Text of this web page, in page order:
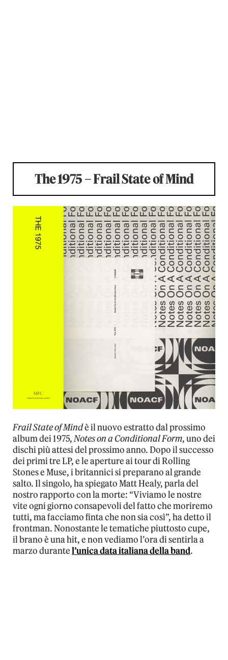
The 1975 – Frail State of Mind
Frail State of Mindè il nuovo estratto dal prossimo
album dei 1975,Notes on a Conditional Form, uno dei
dischi più attesi del prossimo anno. Dopo il successo
dei primi tre LP, e le aperture ai tour di Rolling
Stones e Muse, i britannici si preparano al grande
salto. Il singolo, ha spiegato Matt Healy, parla del
nostro rapporto con la morte: “Viviamo le nostre
vite ogni giorno consapevoli del fatto che moriremo
tutti, ma facciamo finta che non sia così”, ha detto il
frontman. Nonostante le tematiche piuttosto cupe,
il brano è una hit, e non vediamo l’ora di sentirla a
marzo durantel’unica data italiana della band.